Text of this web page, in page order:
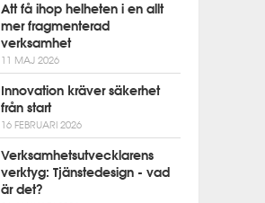
Att få ihop helheten i en allt
mer fragmenterad
verksamhet
11 MAJ 2026
Innovation kräver säkerhet
från start
16 FEBRUARI 2026
Verksamhetsutvecklarens
verktyg: Tjänstedesign - vad
är det?